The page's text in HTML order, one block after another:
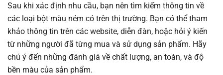
Sau khi xác định nhu cầu, bạn nên tìm kiếm thông tin về
các loại bột màu ném có trên thị trường. Bạn có thể tham
khảo thông tin trên các website, diễn đàn, hoặc hỏi ý kiến
từ những người đã từng mua và sử dụng sản phẩm. Hãy
chú ý đến những đánh giá về chất lượng, an toàn, và độ
bền màu của sản phẩm.